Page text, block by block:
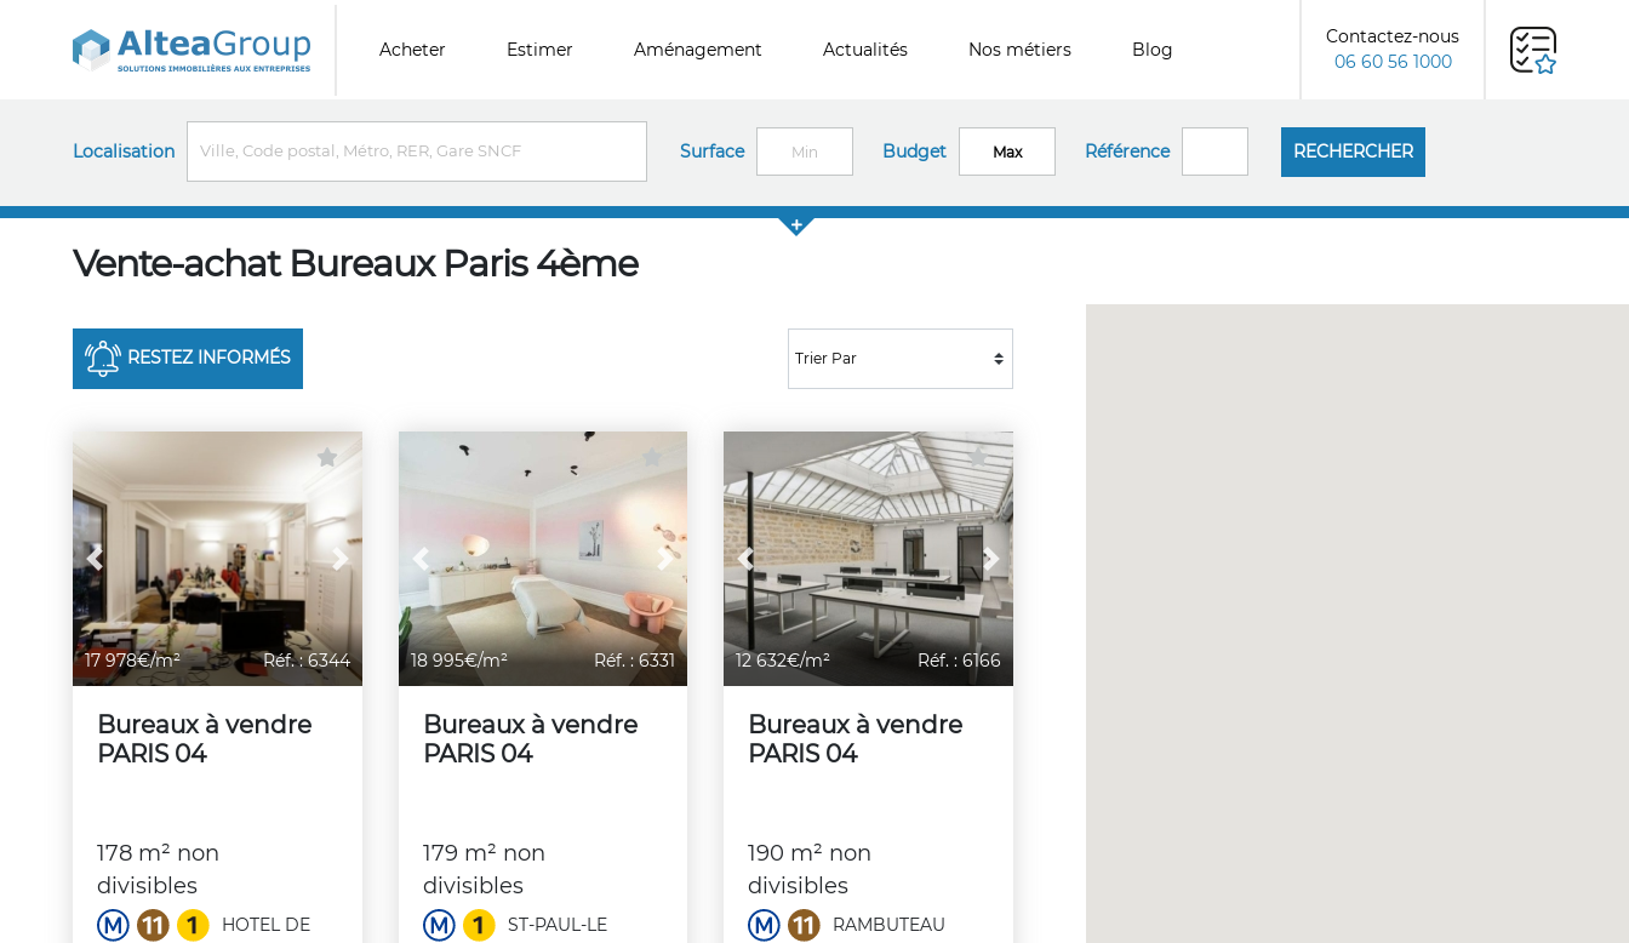
Acheter Estimer Aménagement Actualités Nos métiers Blog
Contactez-nous
06 60 56 1000
Localisation Surface Budget Référence
Vente-achat Bureaux Paris 4ème
RESTEZ INFORMÉS
Previous Next
17 978€/m² Réf. : 6344
Bureaux à vendre
PARIS 04
178 m² non
divisibles
HOTEL DE
Previous Next
18 995€/m² Réf. : 6331
Bureaux à vendre
PARIS 04
179 m² non
divisibles
ST-PAUL-LE
Previous Next
12 632€/m² Réf. : 6166
Bureaux à vendre
PARIS 04
190 m² non
divisibles
RAMBUTEAU